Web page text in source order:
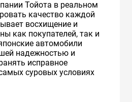
Тойота в реальном
качество каждой
восхищение и
как покупателей, так и
автомобили
надежностью и
исправное
суровых условиях